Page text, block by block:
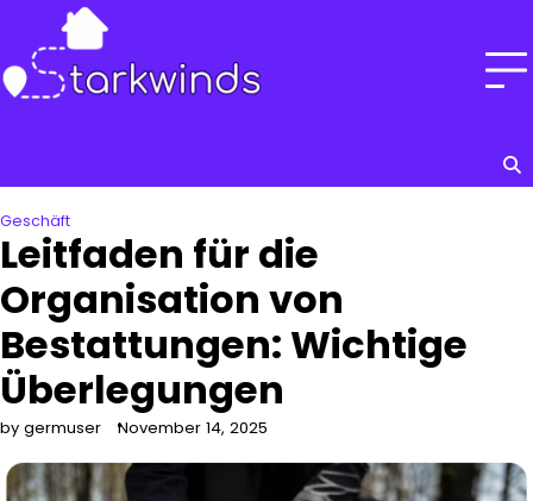
content
Geschäft
Leitfaden für die
Organisation von
Bestattungen: Wichtige
Überlegungen
by germuser November 14, 2025